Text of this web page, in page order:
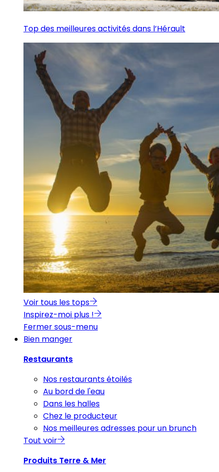
Top des meilleures activités dans l’Hérault
Voir tous les tops
Inspirez-moi plus !
Fermer sous-menu
Bien manger
Restaurants
Nos restaurants étoilés
Au bord de l'eau
Dans les halles
Chez le producteur
Nos meilleures adresses pour un brunch
Tout voir
Produits Terre & Mer